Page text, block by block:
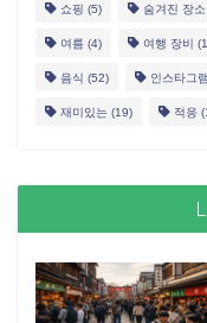
쇼핑 (5) 숨겨진 장소
여름 (4) 여행 장비
음식 (52) 인스타그
재미있는 (19) 적응